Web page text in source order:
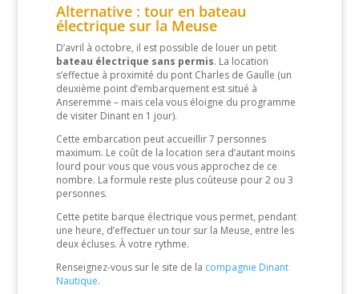
Alternative : tour en bateau
électrique sur la Meuse
D’avril à octobre, il est possible de louer un petit
bateau électrique sans permis. La location
s’effectue à proximité du pont Charles de Gaulle (un
deuxième point d’embarquement est situé à
Anseremme – mais cela vous éloigne du programme
de visiter Dinant en 1 jour).
Cette embarcation peut accueillir 7 personnes
maximum. Le coût de la location sera d’autant moins
lourd pour vous que vous vous approchez de ce
nombre. La formule reste plus coûteuse pour 2 ou 3
personnes.
Cette petite barque électrique vous permet, pendant
une heure, d’effectuer un tour sur la Meuse, entre les
deux écluses. À votre rythme.
Renseignez-vous sur le site de la compagnie Dinant
Nautique.